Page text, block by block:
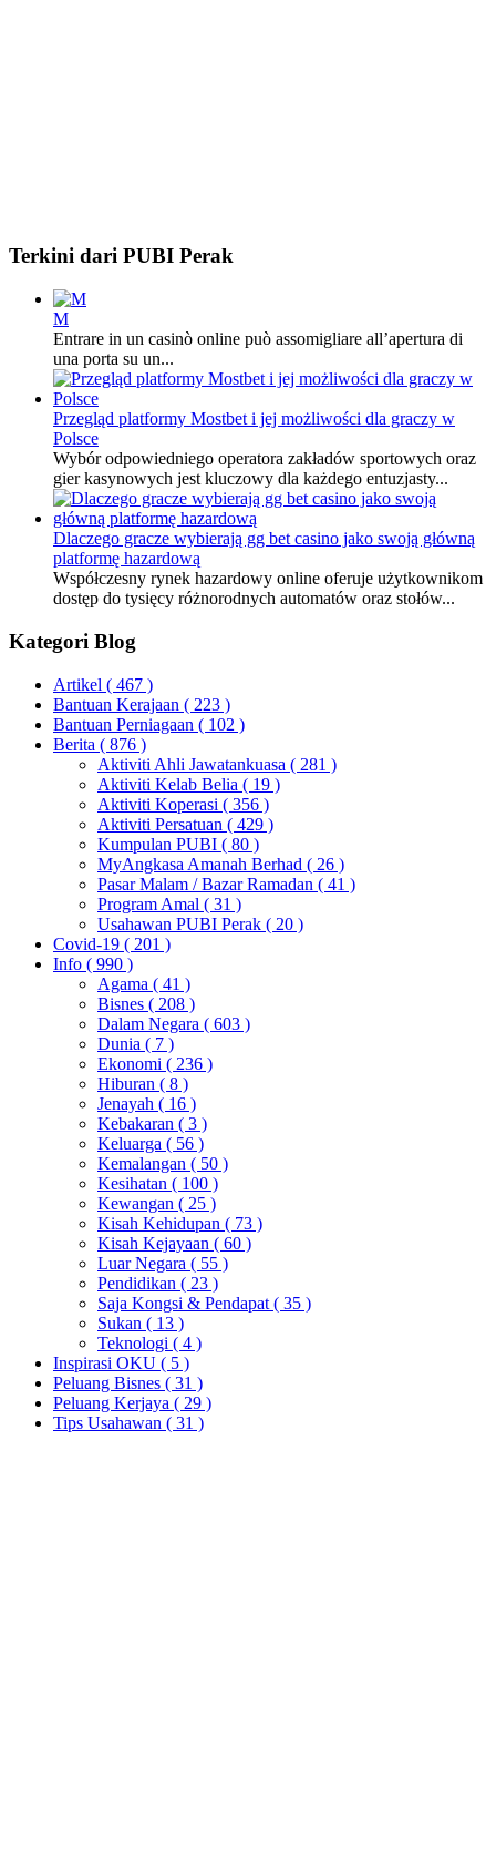
Terkini dari PUBI Perak
M
Entrare in un casinò online può assomigliare all’apertura di
una porta su un...
Przegląd platformy Mostbet i jej możliwości dla graczy w
Polsce
Wybór odpowiedniego operatora zakładów sportowych oraz
gier kasynowych jest kluczowy dla każdego entuzjasty...
Dlaczego gracze wybierają gg bet casino jako swoją główną
platformę hazardową
Współczesny rynek hazardowy online oferuje użytkownikom
dostęp do tysięcy różnorodnych automatów oraz stołów...
Kategori Blog
Artikel ( 467 )
Bantuan Kerajaan ( 223 )
Bantuan Perniagaan ( 102 )
Berita ( 876 )
Aktiviti Ahli Jawatankuasa ( 281 )
Aktiviti Kelab Belia ( 19 )
Aktiviti Koperasi ( 356 )
Aktiviti Persatuan ( 429 )
Kumpulan PUBI ( 80 )
MyAngkasa Amanah Berhad ( 26 )
Pasar Malam / Bazar Ramadan ( 41 )
Program Amal ( 31 )
Usahawan PUBI Perak ( 20 )
Covid-19 ( 201 )
Info ( 990 )
Agama ( 41 )
Bisnes ( 208 )
Dalam Negara ( 603 )
Dunia ( 7 )
Ekonomi ( 236 )
Hiburan ( 8 )
Jenayah ( 16 )
Kebakaran ( 3 )
Keluarga ( 56 )
Kemalangan ( 50 )
Kesihatan ( 100 )
Kewangan ( 25 )
Kisah Kehidupan ( 73 )
Kisah Kejayaan ( 60 )
Luar Negara ( 55 )
Pendidikan ( 23 )
Saja Kongsi & Pendapat ( 35 )
Sukan ( 13 )
Teknologi ( 4 )
Inspirasi OKU ( 5 )
Peluang Bisnes ( 31 )
Peluang Kerjaya ( 29 )
Tips Usahawan ( 31 )